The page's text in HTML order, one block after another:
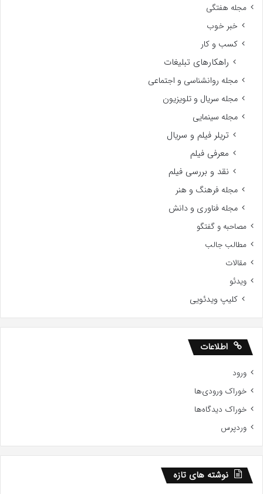
مجله هفتگی
خبر خوب
کسب و کار
راهکارهای تبلیغات
مجله روانشناسی و اجتماعی
مجله سریال و تلویزیون
مجله سینمایی
تریلر فیلم و سریال
معرفی فیلم
نقد و بررسی فیلم
مجله فرهنگ و هنر
مجله فناوری و دانش
مصاحبه و گفتگو
مطالب جالب
مقالات
ویدئو
کلیپ ویدئویی
اطلاعات
ورود
خوراک ورودی‌ها
خوراک دیدگاه‌ها
وردپرس
نوشته های تازه